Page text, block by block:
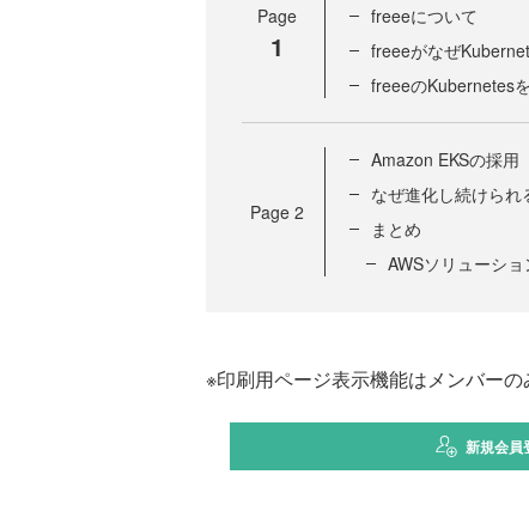
Page
1
freeeについて
freeeがなぜ
freeeのKubernetes
Page 2
Amazon EKSの採用
なぜ進化し続けられ
まとめ
AWSソリューシ
※印刷用ページ表示機能はメンバーの
新規会員